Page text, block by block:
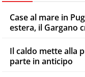
Case al mare in
estera, il Gargano
Il caldo mette alla
parte in anticipo